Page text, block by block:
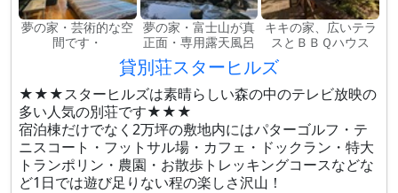
夢の家・芸術的な空
間です・
夢の家・富士山が真
正面・専用露天風呂
キキの家、広いテラ
スとＢＢＱハウス
貸別荘スターヒルズ
★★★スターヒルズは素晴らしい森の中のテレビ放映の
多い人気の別荘です★★★
宿泊棟だけでなく2万坪の敷地内にはパターゴルフ・テ
ニスコート・フットサル場・カフェ・ドックラン・特大
トランポリン・農園・お散歩トレッキングコースなどな
ど1日では遊び足りない程の楽しさ沢山！